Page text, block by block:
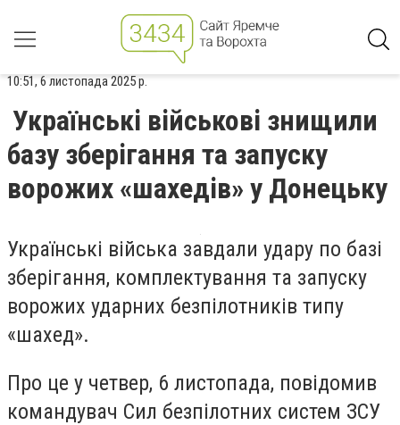
10:51, 6 листопада 2025 р.
Українські військові знищили
базу зберігання та запуску
ворожих «шахедів» у Донецьку
Українські війська завдали удару по базі
зберігання, комплектування та запуску
ворожих ударних безпілотників типу
«шахед».
Про це у четвер, 6 листопада, повідомив
командувач Сил безпілотних систем ЗСУ